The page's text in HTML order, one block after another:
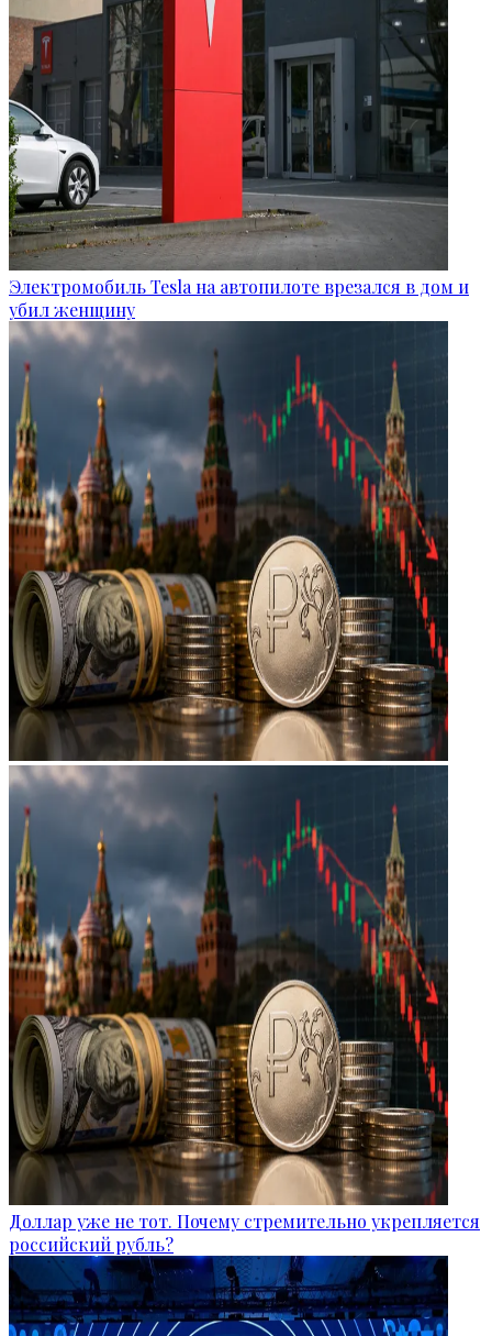
Электромобиль Tesla на автопилоте врезался в дом и
убил женщину
Доллар уже не тот. Почему стремительно укрепляется
российский рубль?